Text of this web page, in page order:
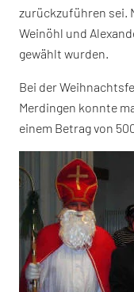
zurückzuführen sei.
Weinöhl und
gewählt wurden.
Bei der
Merdingen konnte
einem Betrag von